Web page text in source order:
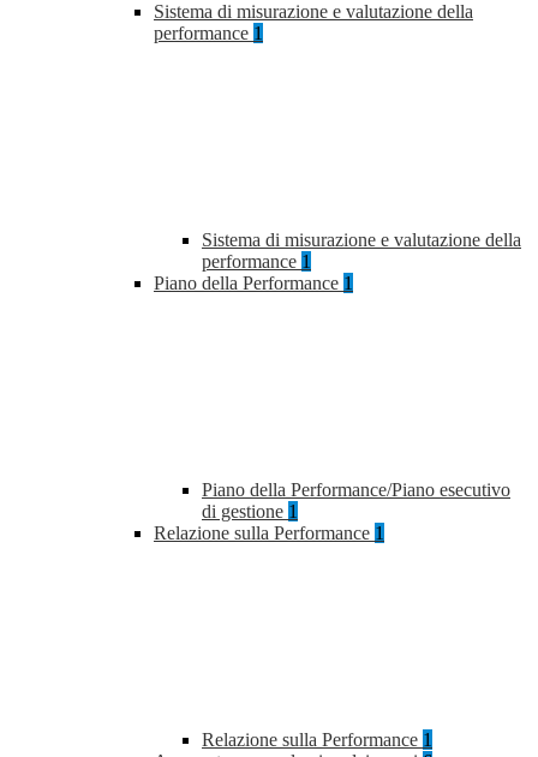
Sistema di misurazione e valutazione della
performance 1
Sistema di misurazione e valutazione della
performance 1
Piano della Performance 1
Piano della Performance/Piano esecutivo
di gestione 1
Relazione sulla Performance 1
Relazione sulla Performance 1